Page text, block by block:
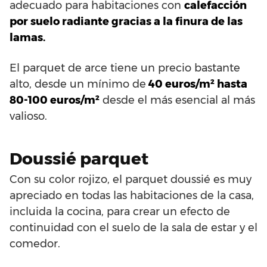
adecuado para habitaciones con calefacción
por suelo radiante gracias a la finura de las
lamas.
El parquet de arce tiene un precio bastante
alto, desde un mínimo de 40 euros/m² hasta
80-100 euros/m² desde el más esencial al más
valioso.
Doussié parquet
Con su color rojizo, el parquet doussié es muy
apreciado en todas las habitaciones de la casa,
incluida la cocina, para crear un efecto de
continuidad con el suelo de la sala de estar y el
comedor.